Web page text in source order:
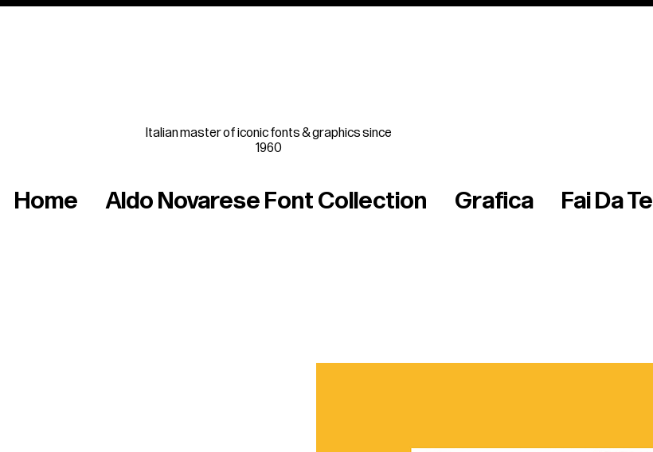
Italian master of iconic fonts & graphics since
1960
Home Aldo Novarese Font Collection Grafica Fai Da Te